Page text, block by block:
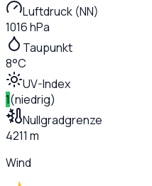
Luftdruck (NN)
1016 hPa
Taupunkt
8°C
UV-Index
1(niedrig)
Nullgradgrenze
4211 m
Wind